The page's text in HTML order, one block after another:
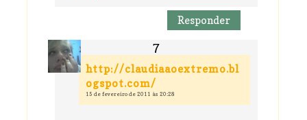
Responder
http://claudiaaoextremo.bl
ogspot.com/
15 de fevereiro de 2011 às 20:28